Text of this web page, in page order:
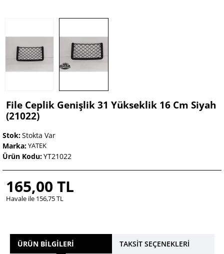
File Ceplik Genişlik 31 Yükseklik 16 Cm Siyah
(21022)
Stok:Stokta Var
Marka:YATEK
Ürün Kodu:YT21022
165,00 TL
Havale ile 156,75 TL
ÜRÜN BILGILERI TAKSIT SEÇENEKLERI